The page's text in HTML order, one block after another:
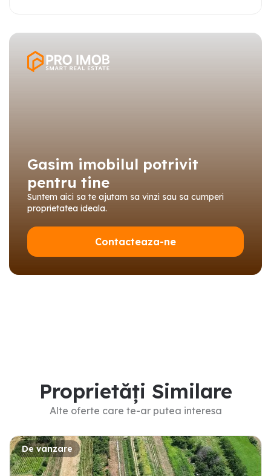
Gasim imobilul potrivit
pentru tine
Suntem aici sa te ajutam sa vinzi sau sa cumperi
proprietatea ideala.
Contacteaza-ne
Proprietăți Similare
Alte oferte care te-ar putea interesa
De vanzare